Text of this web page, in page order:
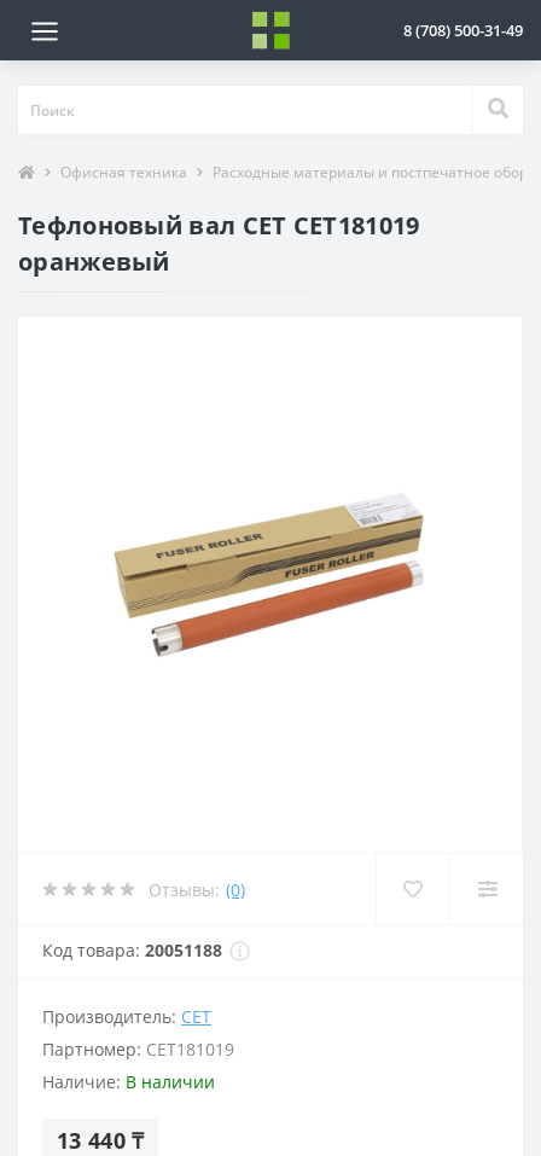
8 (708) 500-31-49
Офисная техника Расходные материалы и постпечатное
Тефлоновый вал CET CET181019
оранжевый
Отзывы: (0)
Код товара: 20051188
Производитель: CET
Партномер: CET181019
Наличие: В наличии
13 440 ₸